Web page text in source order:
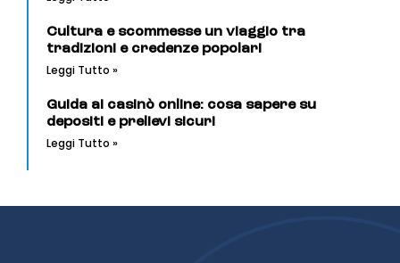
Cultura e scommesse un viaggio tra
tradizioni e credenze popolari
Leggi Tutto »
Guida ai casinò online: cosa sapere su
depositi e prelievi sicuri
Leggi Tutto »